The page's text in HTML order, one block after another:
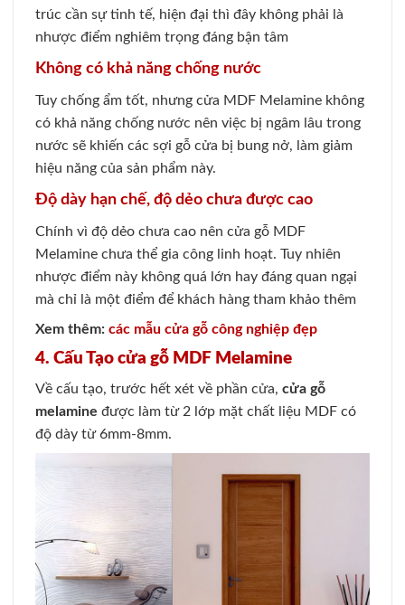
trúc cần sự tinh tế, hiện đại thì đây không phải là
nhược điểm nghiêm trọng đáng bận tâm
Không có khả năng chống nước
Tuy chống ẩm tốt, nhưng cửa MDF Melamine không
có khả năng chống nước nên việc bị ngâm lâu trong
nước sẽ khiến các sợi gỗ cửa bị bung nở, làm giảm
hiệu năng của sản phẩm này.
Độ dày hạn chế, độ dẻo chưa được cao
Chính vì độ dẻo chưa cao nên cửa gỗ MDF
Melamine chưa thể gia công linh hoạt. Tuy nhiên
nhược điểm này không quá lớn hay đáng quan ngại
mà chỉ là một điểm để khách hàng tham khảo thêm
Xem thêm: các mẫu cửa gỗ công nghiệp đẹp
4. Cấu Tạo cửa gỗ MDF Melamine
Về cấu tạo, trước hết xét về phần cửa, cửa gỗ
melamine được làm từ 2 lớp mặt chất liệu MDF có
độ dày từ 6mm-8mm.